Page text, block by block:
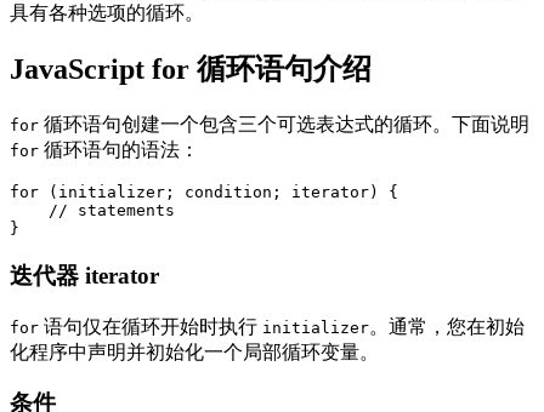
具有各种选项的循环。
JavaScript for 循环语句介绍
for 循环语句创建一个包含三个可选表达式的循环。下面说明
for 循环语句的语法：
for (initializer; condition; iterator) {
    // statements
}
迭代器 iterator
for 语句仅在循环开始时执行 initializer。通常，您在初始
化程序中声明并初始化一个局部循环变量。
条件